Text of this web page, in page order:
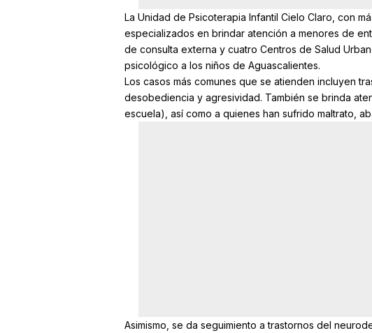
La Unidad de Psicoterapia Infantil Cielo Claro, con
especializados en brindar atención a menores de
de consulta externa y cuatro Centros de Salud
psicológico a los niños de Aguascalientes.
Los casos más comunes que se atienden incluyen
desobediencia y agresividad. También se brinda
escuela), así como a quienes han sufrido maltrato,
Asimismo, se da seguimiento a trastornos del